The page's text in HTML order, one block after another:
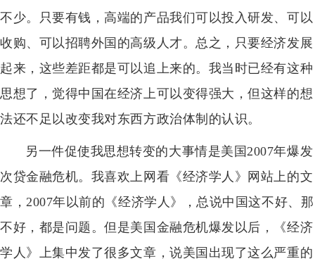
不少。只要有钱，高端的产品我们可以投入研发、可以
收购、可以招聘外国的高级人才。总之，只要经济发展
起来，这些差距都是可以追上来的。我当时已经有这种
思想了，觉得中国在经济上可以变得强大，但这样的想
法还不足以改变我对东西方政治体制的认识。
另一件促使我思想转变的大事情是美国2007年爆发
次贷金融危机。我喜欢上网看《经济学人》网站上的文
章，2007年以前的《经济学人》，总说中国这不好、那
不好，都是问题。但是美国金融危机爆发以后，《经济
学人》上集中发了很多文章，说美国出现了这么严重的